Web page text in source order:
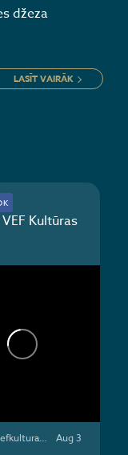
džeza
LASĪT VAIRĀK
Kultūras
vefkulturaspils Aug 3